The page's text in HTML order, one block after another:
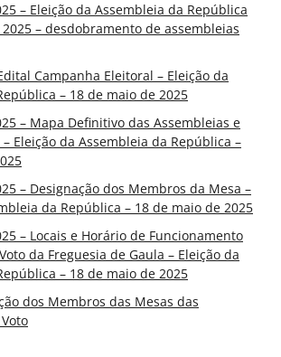
– Eleição da Assembleia da República
– desdobramento de assembleias
Campanha Eleitoral – Eleição da
– 18 de maio de 2025
– Mapa Definitivo das Assembleias e
– Eleição da Assembleia da República –
– Designação dos Membros da Mesa –
da República – 18 de maio de 2025
– Locais e Horário de Funcionamento
da Freguesia de Gaula – Eleição da
– 18 de maio de 2025
dos Membros das Mesas das